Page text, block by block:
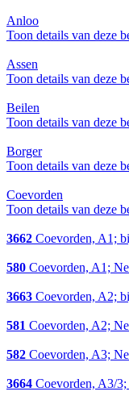
Anloo
Toon details van deze
Assen
Toon details van deze
Beilen
Toon details van deze
Borger
Toon details van deze
Coevorden
Toon details van deze
3662 Coevorden, A1;
580 Coevorden, A1;
3663 Coevorden, A2;
581 Coevorden, A2;
582 Coevorden, A3;
3664 Coevorden, A3/